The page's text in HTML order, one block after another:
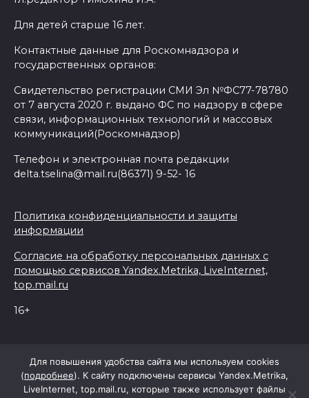
Для детей старше 16 лет.
Контактные данные для Роскомнадзора и
государственных органов:
Свидетельство регистрации СМИ Эл №ФС77-78780
от 7 августа 2020 г. выдано ФС по надзору в сфере
связи, информационных технологий и массовых
коммуникаций(Роскомнадзор)
Телефон и электронная почта редакции
delta.tselina@mail.ru(86371) 9-52- 16
Политика конфиденциальности и защиты
информации
Согласие на обработку персональных данных с
помощью сервисов Yandex.Metrika, LiveInternet,
top.mail.ru
16+
Для повышения удобства сайта мы используем cookies
(подробнее). К сайту подключены сервисы Yandex.Metrika,
LiveInternet, top.mail.ru, которые также использует файлы